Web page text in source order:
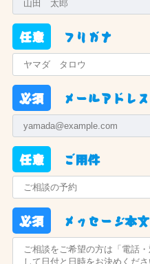
任意 フリガナ
必須 メールアドレス
任意 ご用件
必須 メッセージ本文